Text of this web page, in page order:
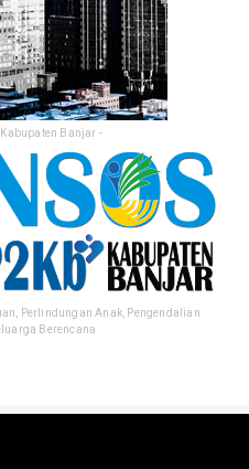
Banjar -
Perlindungan Anak, Pengendalian
Berencana